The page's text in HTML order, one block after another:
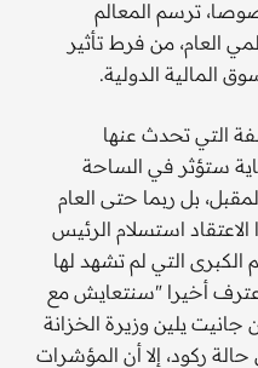
ترسم المعالم
العام، من فرط تأثير
المالية الدولية.
التي تحدث عنها
ستؤثر في الساحة
بل ربما حتى العام
الاعتقاد استسلام الرئيس
الكبرى التي لم تشهد لها
فالرجل اعترف أخيرا "سنتعايش مع
يلين وزيرة الخزانة
ركود، إلا أن المؤشرات